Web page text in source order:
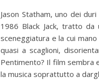
Jason Statham, uno dei
1986 Black Jack, tratto da
sceneggiatura e la cui
quasi a scaglioni,
Pentimento? Il film sembra
la musica soprattutto a